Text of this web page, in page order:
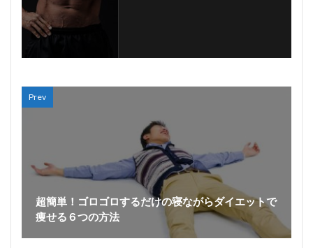
Prev
超簡単！ゴロゴロするだけの寝ながらダイエットで
痩せる６つの方法